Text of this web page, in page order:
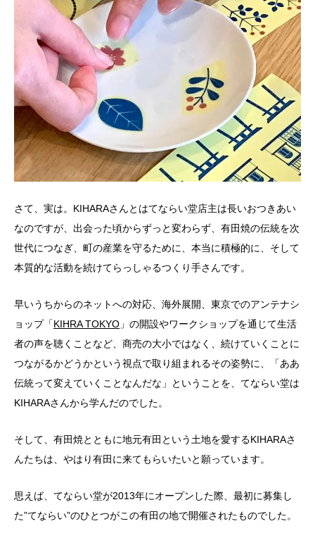
さて、実は。KIHARAさんとはてならい堂店主は長いおつきあい
なのですが、出会った頃からずっと変わらず、有田焼の伝統を次
世代につなぎ、町の産業を守るために、本当に積極的に、そして
本質的な活動を続けてらっしゃるつくり手さんです。
早いうちからのネットへの対応、海外展開、東京でのアンテナシ
ョップ「KIHRA TOKYO 」の開設やワークショップを通じて生活
者の声を聴くことなど、商売の大小ではなく、続けていくことに
つながるかどうかという視点で取り組まれるその姿勢に、「ああ
伝統って変えていくことなんだな」ということを、てならい堂は
KIHARAさんから学んだのでした。
そして、有田焼とともに地元有田という土地を愛するKIHARAさ
んたちは、やはり有田に来てもらいたいと願っています。
思えば、てならい堂が2013年にオープンした際、最初に募集し
た”てならい”のひとつがこの有田の地で開催されたものでした。